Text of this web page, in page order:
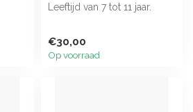
Leeftijd van 7 tot 11 jaar.
€30,00
Op voorraad